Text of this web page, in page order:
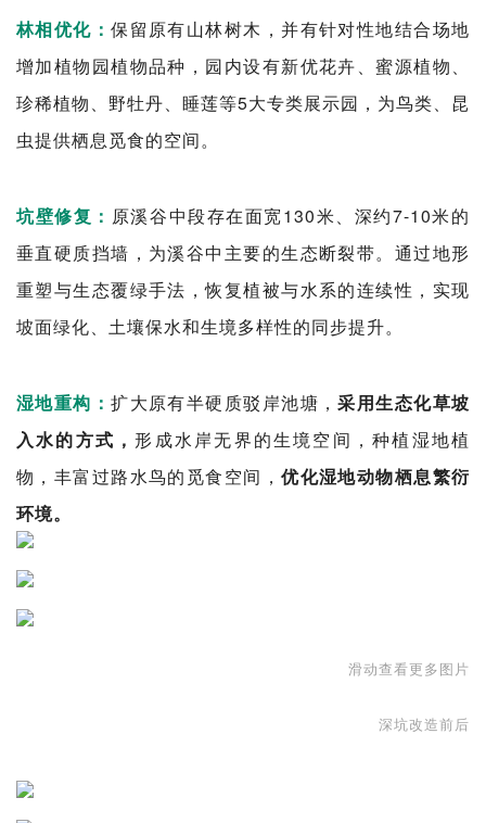
林相优化：保留原有山林树木，并有针对性地结合场地
增加植物园植物品种，园内设有新优花卉、蜜源植物、
珍稀植物、野牡丹、睡莲等5大专类展示园，为鸟类、昆
虫提供栖息觅食的空间。
坑壁修复： 原溪谷中段存在面宽130米、深约7-10米的
垂直硬质挡墙，为溪谷中主要的生态断裂带。通过地形
重塑与生态覆绿手法，恢复植被与水系的连续性，实现
坡面绿化、土壤保水和生境多样性的同步提升。
湿地重构：扩大原有半硬质驳岸池塘，采用生态化草坡
入水的方式，形成水岸无界的生境空间，种植湿地植
物，丰富过路水鸟的觅食空间，优化湿地动物栖息繁衍
环境。
滑动查看更多图片
深坑改造前后